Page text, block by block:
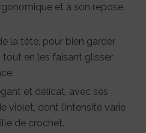
et à son repose
la tête, pour bien garder
tout en les faisant glisser
et délicat, avec ses
violet, dont l’intensité varie
de crochet.